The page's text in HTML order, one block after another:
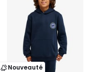
Nouveauté